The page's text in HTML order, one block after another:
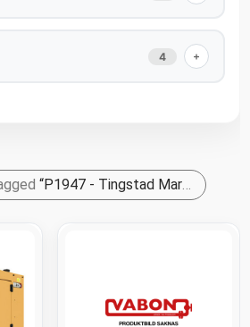
4 +
“P1947 - Tingstad Mark och Trafik”